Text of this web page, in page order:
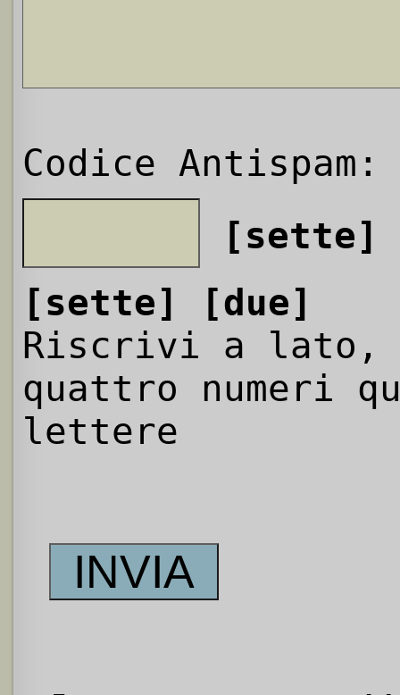
Codice Antispam:
[sette]
[sette]
[due]
Riscrivi a
quattro numeri
lettere